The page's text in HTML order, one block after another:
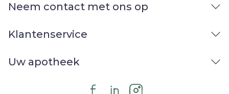
Neem contact met ons op
Klantenservice
Uw apotheek